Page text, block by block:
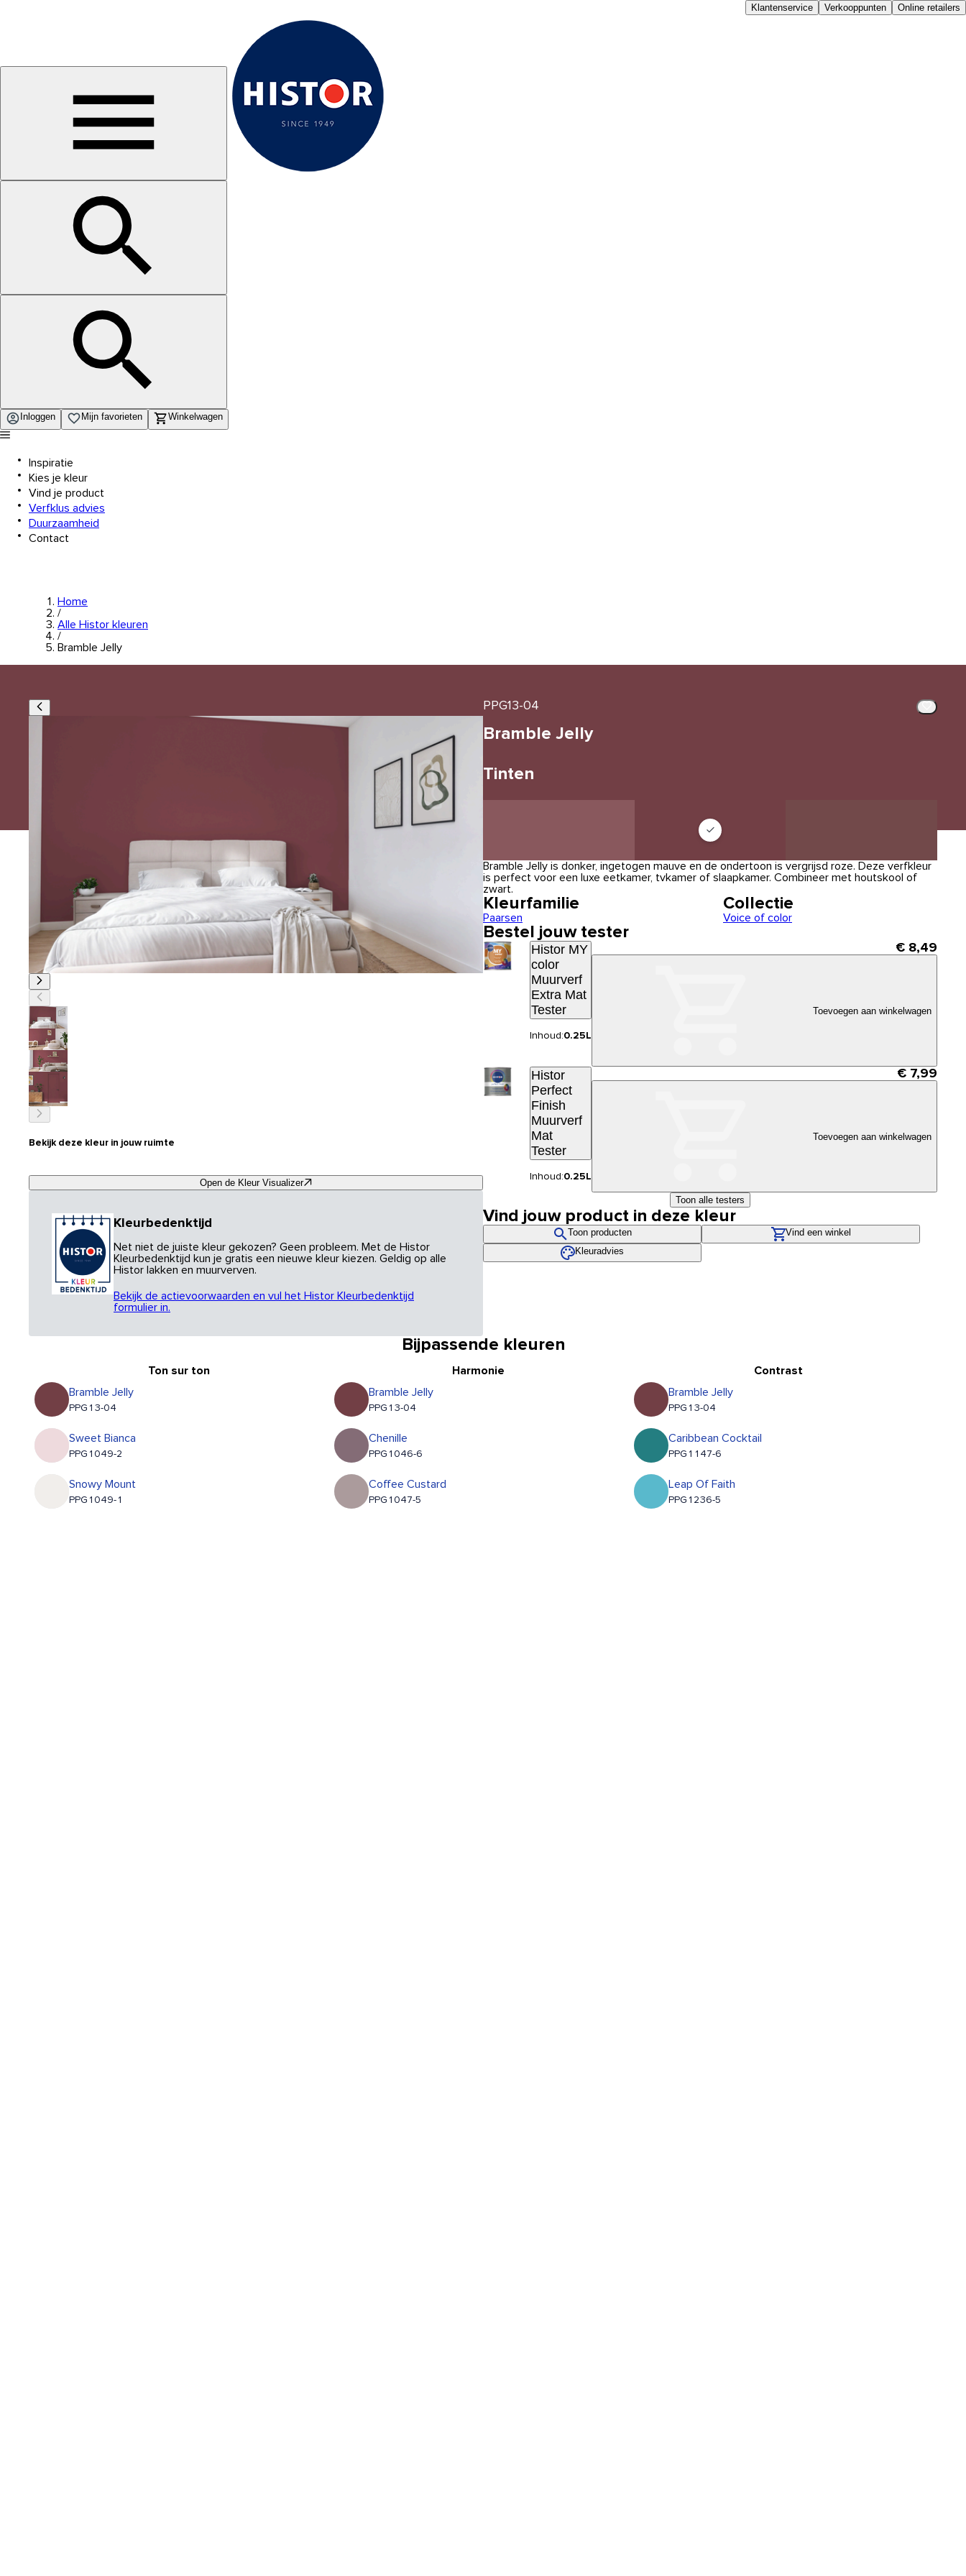
Klantenservice Verkooppunten Online retailers
Inloggen Mijn favorieten Winkelwagen
Inspiratie
Kies je kleur
Vind je product
Verfklus advies
Duurzaamheid
Contact
Home
/
Alle Histor kleuren
/
Bramble Jelly
Bekijk deze kleur in jouw ruimte
Open de Kleur Visualizer
Kleurbedenktijd
Net niet de juiste kleur gekozen? Geen probleem. Met de Histor
Kleurbedenktijd kun je gratis een nieuwe kleur kiezen. Geldig op alle
Histor lakken en muurverven.
Bekijk de actievoorwaarden en vul het Histor Kleurbedenktijd
formulier in.
PPG13-04
Bramble Jelly
Tinten
Bramble Jelly is donker, ingetogen mauve en de ondertoon is vergrijsd roze. Deze verfkleur
is perfect voor een luxe eetkamer, tvkamer of slaapkamer. Combineer met houtskool of
zwart.
Kleurfamilie
Paarsen
Collectie
Voice of color
Bestel jouw tester
Histor MY
color
Muurverf
Extra Mat
Tester
Inhoud:0.25L
€ 8,49
Toevoegen aan winkelwagen
Histor
Perfect
Finish
Muurverf
Mat
Tester
Inhoud:0.25L
€ 7,99
Toevoegen aan winkelwagen
Toon alle testers
Vind jouw product in deze kleur
Toon producten
Vind een winkel
Kleuradvies
Bijpassende kleuren
Ton sur ton
Bramble Jelly
PPG13-04
Sweet Bianca
PPG1049-2
Snowy Mount
PPG1049-1
Harmonie
Bramble Jelly
PPG13-04
Chenille
PPG1046-6
Coffee Custard
PPG1047-5
Contrast
Bramble Jelly
PPG13-04
Caribbean Cocktail
PPG1147-6
Leap Of Faith
PPG1236-5